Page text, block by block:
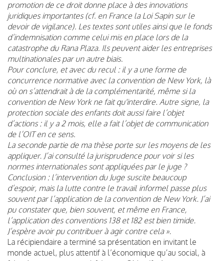
promotion de ce droit donne place à des innovations
juridiques importantes (cf. en France la Loi Sapin sur le
devoir de vigilance). Les textes sont utiles ainsi que le fonds
d’indemnisation comme celui mis en place lors de la
catastrophe du Rana Plaza. Ils peuvent aider les entreprises
multinationales par un autre biais.
Pour conclure, et avec du recul : il y a une forme de
concurrence normative avec la convention de New York, là
où on s’attendrait à de la complémentarité, même si la
convention de New York ne fait qu'interdire. Autre signe, la
protection sociale des enfants doit aussi faire l’objet
d’actions : il y a 2 mois, elle a fait l’objet de communication
de l’OIT en ce sens.
La seconde partie de ma thèse porte sur les moyens de les
appliquer. J’ai consulté la jurisprudence pour voir si les
normes internationales sont appliquées par le juge ?
Conclusion : l’intervention du Juge suscite beaucoup
d’espoir, mais la lutte contre le travail informel passe plus
souvent par l’application de la convention de New York. J’ai
pu constater que, bien souvent, et même en France,
l’application des conventions 138 et 182 est bien timide.
J’espère avoir pu contribuer à agir contre cela ».
La récipiendaire a terminé sa présentation en invitant le
monde actuel, plus attentif à l’économique qu’au social, à